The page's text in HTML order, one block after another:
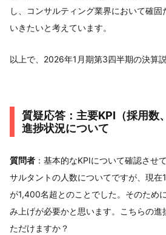
し、コンサルティング業界において確
いきたいと考えています。
以上で、2026年1月期第3四半期の決算
質疑応答：主要KPI（採用数
進捗状況について
質問者 ：基本的なKPIについて確認させ
サルタントの人数についてですが、現
が1,400名超とのことでした。そのため
み上げが必要かと思います。こちらの
ただけますか？